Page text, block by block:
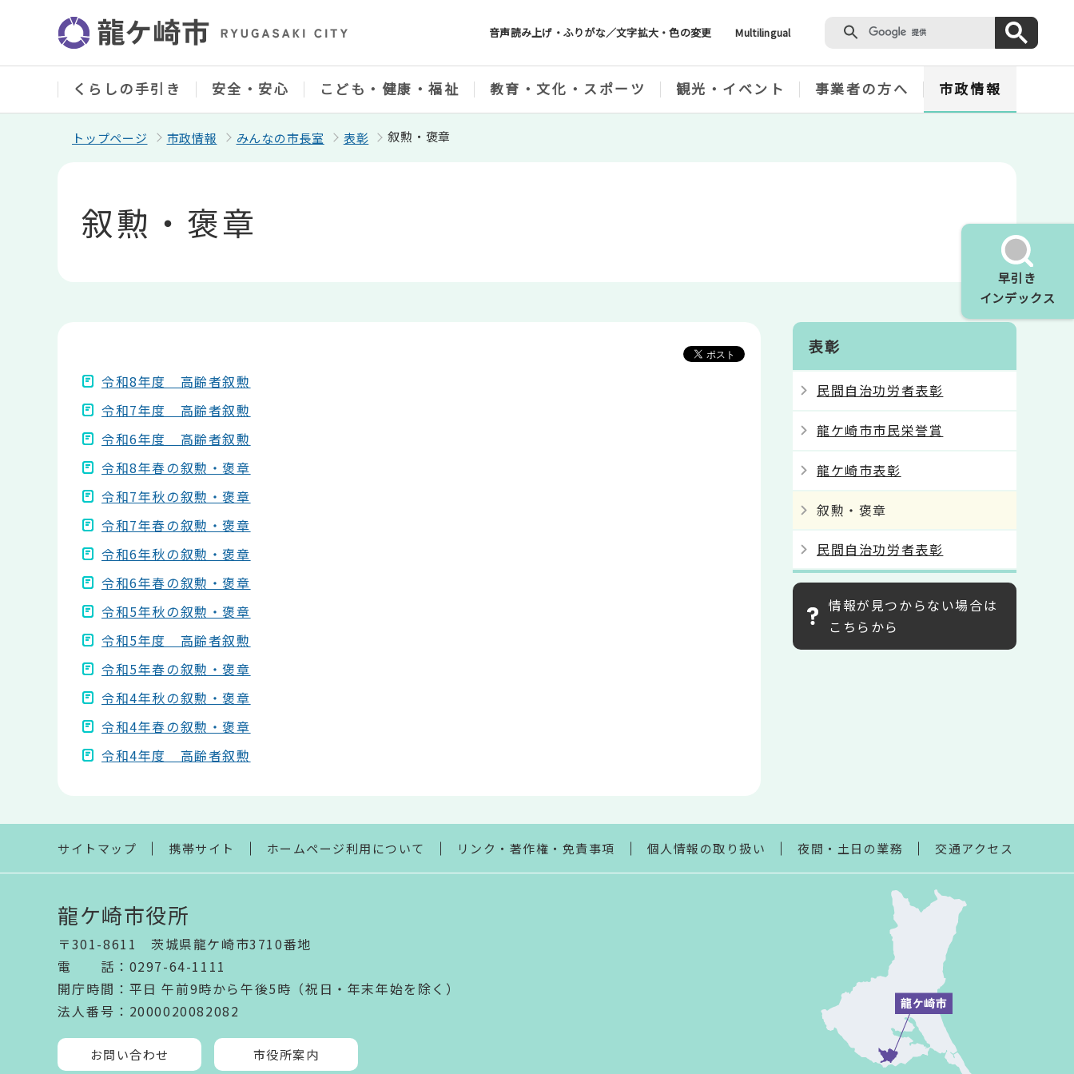
ジ
音声読み上げ・ふりがな／文字拡大・色の変更 Multilingual
早引き
インデックス
くらしの手引き 安全・安心 こども・健康・福祉 教育・文化・スポーツ 観光・イベント 事業者の方へ 市政情報
トップページ 市政情報 みんなの市長室 表彰 叙勲・褒章
叙勲・褒章
令和8年度 高齢者叙勲
令和7年度 高齢者叙勲
令和6年度 高齢者叙勲
令和8年春の叙勲・褒章
令和7年秋の叙勲・褒章
令和7年春の叙勲・褒章
令和6年秋の叙勲・褒章
令和6年春の叙勲・褒章
令和5年秋の叙勲・褒章
令和5年度 高齢者叙勲
令和5年春の叙勲・褒章
令和4年秋の叙勲・褒章
令和4年春の叙勲・褒章
令和4年度 高齢者叙勲
ま
表彰
民間自治功労者表彰
龍ケ崎市市民栄誉賞
龍ケ崎市表彰
叙勲・褒章
民間自治功労者表彰
情報が見つからない場合は
こちらから
サイトマップ 携帯サイト ホームページ利用について リンク・著作権・免責事項 個人情報の取り扱い 夜間・土日の業務 交通アクセス
龍ケ崎市役所
〒301-8611 茨城県龍ケ崎市3710番地
電話 ： 0297-64-1111
開庁時間 ： 平日 午前9時から午後5時（祝日・年末年始を除く）
法人番号 ：2000020082082
お問い合わせ 市役所案内